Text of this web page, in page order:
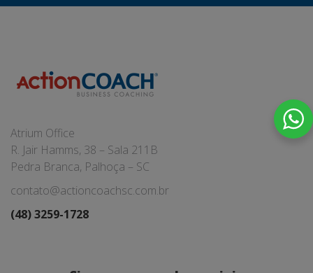
Atrium Office
R. Jair Hamms, 38 – Sala 211B
Pedra Branca, Palhoça – SC
contato@actioncoachsc.com.br
(48) 3259-1728